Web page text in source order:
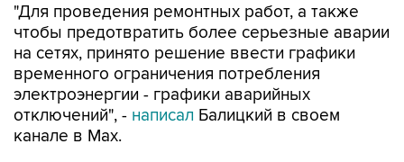
"Для проведения ремонтных работ, а также
чтобы предотвратить более серьезные аварии
на сетях, принято решение ввести графики
временного ограничения потребления
электроэнергии - графики аварийных
отключений", - написал Балицкий в своем
канале в Max.